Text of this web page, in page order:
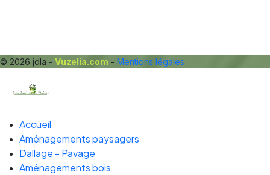
© 2026 jdla - Vuzelia.com - Mentions légales
Accueil
Aménagements paysagers
Dallage - Pavage
Aménagements bois